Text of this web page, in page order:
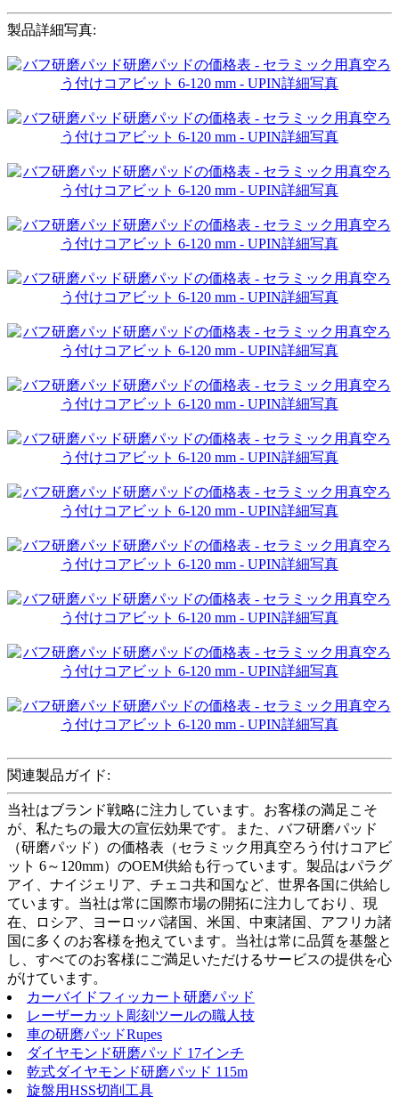
製品詳細写真:
関連製品ガイド:
当社はブランド戦略に注力しています。お客様の満足こそ
が、私たちの最大の宣伝効果です。また、バフ研磨パッド
（研磨パッド）の価格表（セラミック用真空ろう付けコアビ
ット 6～120mm）のOEM供給も行っています。製品はパラグ
アイ、ナイジェリア、チェコ共和国など、世界各国に供給し
ています。当社は常に国際市場の開拓に注力しており、現
在、ロシア、ヨーロッパ諸国、米国、中東諸国、アフリカ諸
国に多くのお客様を抱えています。当社は常に品質を基盤と
し、すべてのお客様にご満足いただけるサービスの提供を心
がけています。
カーバイドフィッカート研磨パッド
レーザーカット彫刻ツールの職人技
車の研磨パッドRupes
ダイヤモンド研磨パッド 17インチ
乾式ダイヤモンド研磨パッド 115m
旋盤用HSS切削工具